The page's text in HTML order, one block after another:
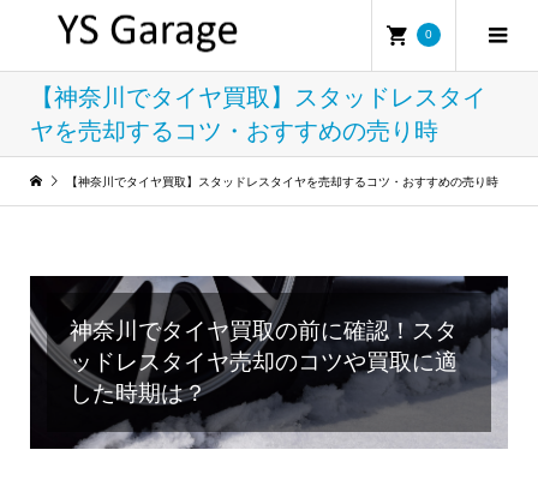
0
【神奈川でタイヤ買取】スタッドレスタイ
ヤを売却するコツ・おすすめの売り時
【神奈川でタイヤ買取】スタッドレスタイヤを売却するコツ・おすすめの売り時
神奈川でタイヤ買取の前に確認！スタ
ッドレスタイヤ売却のコツや買取に適
した時期は？